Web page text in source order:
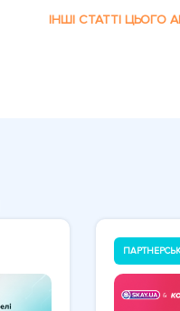
ІНШІ СТАТТІ ЦЬОГО